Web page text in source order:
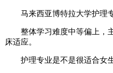
马来西亚博特拉大学护理
整体学习难度中等偏上，
床适应。
护理专业是不是很适合女